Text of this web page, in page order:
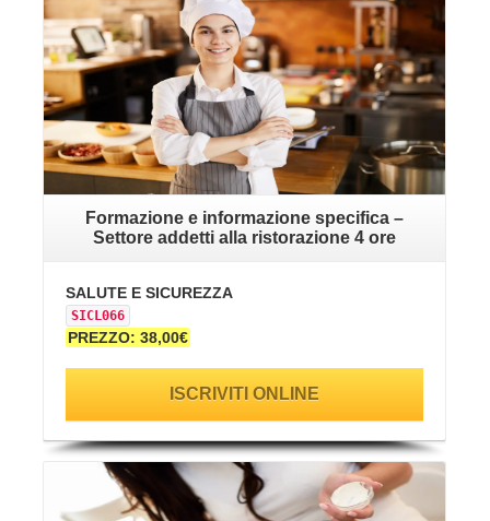
Formazione e informazione specifica –
Settore addetti alla ristorazione 4 ore
SALUTE E SICUREZZA
SICL066
PREZZO: 38,00€
ISCRIVITI ONLINE
VAI ALLA SCHEDA